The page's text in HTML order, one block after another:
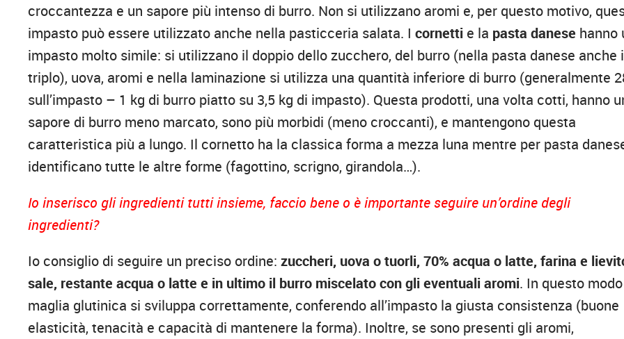
croccantezza e un sapore più intenso di burro. Non si utilizzano aromi e, per questo motivo,
impasto può essere utilizzato anche nella pasticceria salata. Icornetti e la pasta danese hanno
impasto molto simile: si utilizzano il doppio dello zucchero, del burro (nella pasta danese anche
triplo), uova, aromi e nella laminazione si utilizza una quantità inferiore di burro (generalmente
sull’impasto – 1 kg di burro piatto su 3,5 kg di impasto). Questa prodotti, una volta cotti, hanno
sapore di burro meno marcato, sono più morbidi (meno croccanti), e mantengono questa
caratteristica più a lungo. Il cornetto ha la classica forma a mezza luna mentre per pasta
identificano tutte le altre forme (fagottino, scrigno, girandola…).
Io inserisco gli ingredienti tutti insieme, faccio bene o è importante seguire un’ordine degli
ingredienti?
Io consiglio di seguire un preciso ordine:zuccheri, uova o tuorli, 70% acqua o latte, farina e
sale, restante acqua o latte e in ultimo il burro miscelato con gli eventuali aromi. In questo
maglia glutinica si sviluppa correttamente, conferendo all’impasto la giusta consistenza (buone
elasticità, tenacità e capacità di mantenere la forma). Inoltre, se sono presenti gli aromi,